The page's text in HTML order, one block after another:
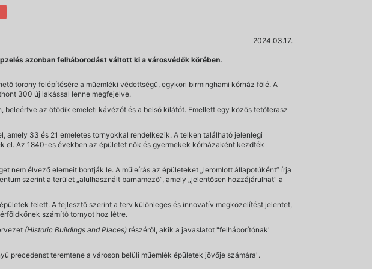
2024.03.17.
azonban felháborodást váltott ki a városvédők körében.
torony felépítésére a műemléki védettségű, egykori birminghami kórház fölé. A
300 új lakással lenne megfejelve.
az ötödik emeleti kávézót és a belső kilátót. Emellett egy közös tetőterasz
amely 33 és 21 emeletes tornyokkal rendelkezik. A telken található jelenlegi
Az 1840-es években az épületet nők és gyermekek kórházaként kezdték
nem élvező elemeit bontják le. A műleírás az épületeket „leromlott állapotúként” írja
szerint a terület „alulhasznált barnamező”, amely „jelentősen hozzájárulhat” a
felett. A fejlesztő szerint a terv különleges és innovatív megközelítést jelentet,
számító tornyot hoz létre.
(Historic Buildings and Places) részéről, akik a javaslatot "felháborítónak"
precedenst teremtene a városon belüli műemlék épületek jövője számára".